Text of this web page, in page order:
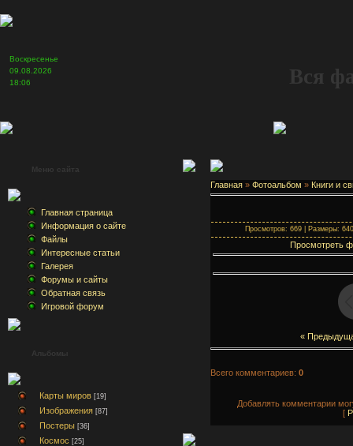
Воскресенье
09.08.2026
18:06
Вся
Меню сайта
Главная страница
Информация о сайте
Файлы
Интересные статьи
Галерея
Форумы и сайты
Обратная связь
Игровой форум
Альбомы
Карты миров [19]
Изображения [87]
Постеры [36]
Космос [25]
Главная » Фотоальбом » Книги и
Просмотров: 669 | Размеры:
Просмотреть
«
Всего комментариев: 0
Добавлять комментарии
[